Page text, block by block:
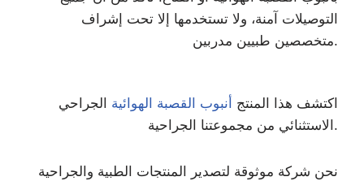
التوصيلات آمنة، ولا تستخدمها إلا تحت إشراف
متخصصين طبيين مدربين.
اكتشف هذا المنتج أنبوب القصبة الهوائية الجراحي
الاستثنائي من مجموعتنا الجراحية.
نحن شركة موثوقة لتصدير المنتجات الطبية والجراحية